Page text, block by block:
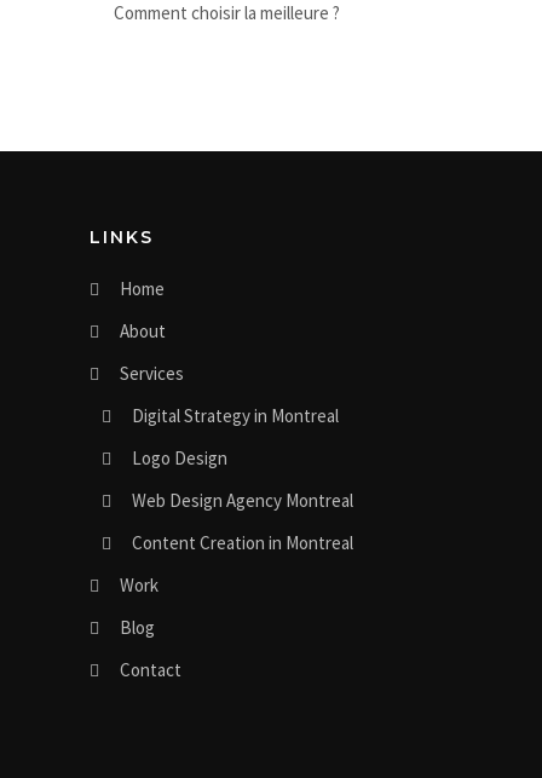
Comment choisir la meilleure ?
LINKS
Home
About
Services
Digital Strategy in Montreal
Logo Design
Web Design Agency Montreal
Content Creation in Montreal
Work
Blog
Contact